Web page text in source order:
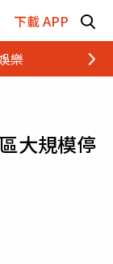
下載 APP
樂 財經
大規模停